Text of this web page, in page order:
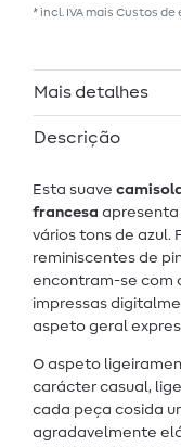
* incl. IVA mais Custos de
Mais detalhes
Descrição
Esta suave
francesa apresenta
vários tons de azul.
reminiscentes de
encontram-se com
impressas
aspeto geral
O aspeto
carácter casual,
cada peça cosida
agradavelmente